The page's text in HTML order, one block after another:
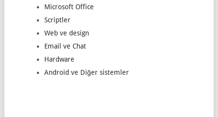
Microsoft Office
Scriptler
Web ve design
Email ve Chat
Hardware
Android ve Diğer sistemler